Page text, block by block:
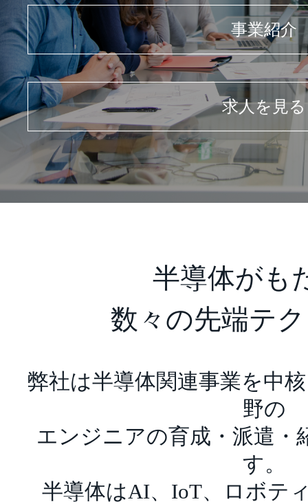
事業紹介
求人を見る
半導体がも
数々の先端テ
弊社は半導体関連事業を中
野の
エンジニアの育成・派遣・
す。
半導体はAI、IoT、ロボテ